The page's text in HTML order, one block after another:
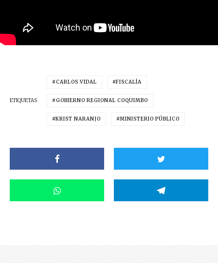
ETIQUETAS
CARLOS VIDAL FISCALÍA
GOBIERNO REGIONAL COQUIMBO
KRIST NARANJO MINISTERIO PÚBLICO